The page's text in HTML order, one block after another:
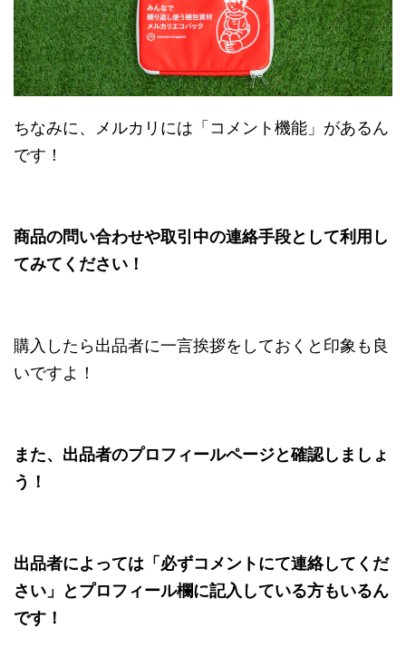
ちなみに、メルカリには「コメント機能」があるん
です！
商品の問い合わせや取引中の連絡手段として利用し
てみてください！
購入したら出品者に一言挨拶をしておくと印象も良
いですよ！
また、出品者のプロフィールページと確認しましょ
う！
出品者によっては「必ずコメントにて連絡してくだ
さい」とプロフィール欄に記入している方もいるん
です！